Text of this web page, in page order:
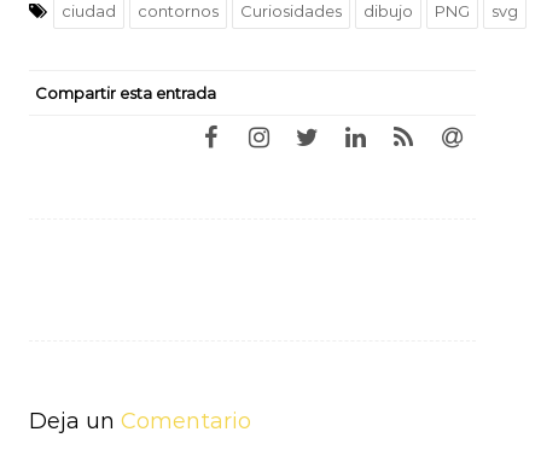
ciudad contornos Curiosidades dibujo PNG svg
Compartir esta entrada
Deja un Comentario